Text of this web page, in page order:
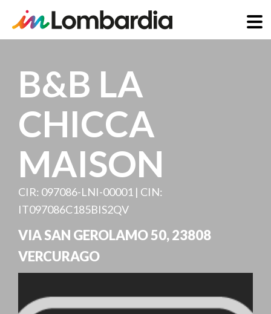
content
B&B LA
CHICCA
MAISON
CIR: 097086-LNI-00001 | CIN:
IT097086C185BIS2QV
VIA SAN GEROLAMO 50,23808
VERCURAGO